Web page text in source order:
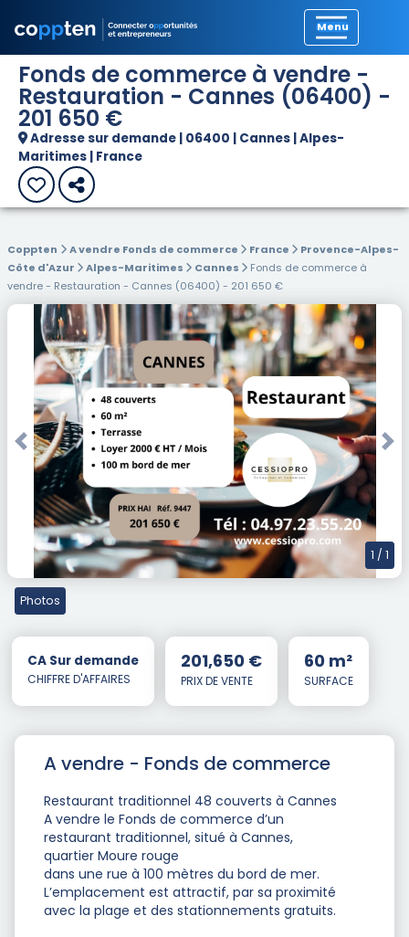
Fonds de commerce à vendre -
Restauration - Cannes (06400) -
201 650 €
Adresse sur demande | 06400 | Cannes | Alpes-
Maritimes | France
Coppten A vendre Fonds de commerce France
Provence-Alpes-
Côte d'Azur
Alpes-Maritimes Cannes
Fonds de commerce à
vendre - Restauration - Cannes (06400) - 201 650 €
Previous
1 / 1
Photos
CA Sur demande
CHIFFRE D'AFFAIRES
201,650 €
PRIX DE VENTE
60 m²
SURFACE
A vendre - Fonds de commerce
Restaurant traditionnel 48 couverts à Cannes
A vendre le Fonds de commerce d’un
restaurant traditionnel, situé à Cannes,
quartier Moure rouge
dans une rue à 100 mètres du bord de mer.
L’emplacement est attractif, par sa proximité
avec la plage et des stationnements gratuits.